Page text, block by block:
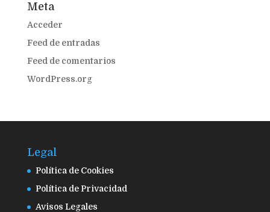
Meta
Acceder
Feed de entradas
Feed de comentarios
WordPress.org
Legal
Política de Cookies
Política de Privacidad
Avisos Legales